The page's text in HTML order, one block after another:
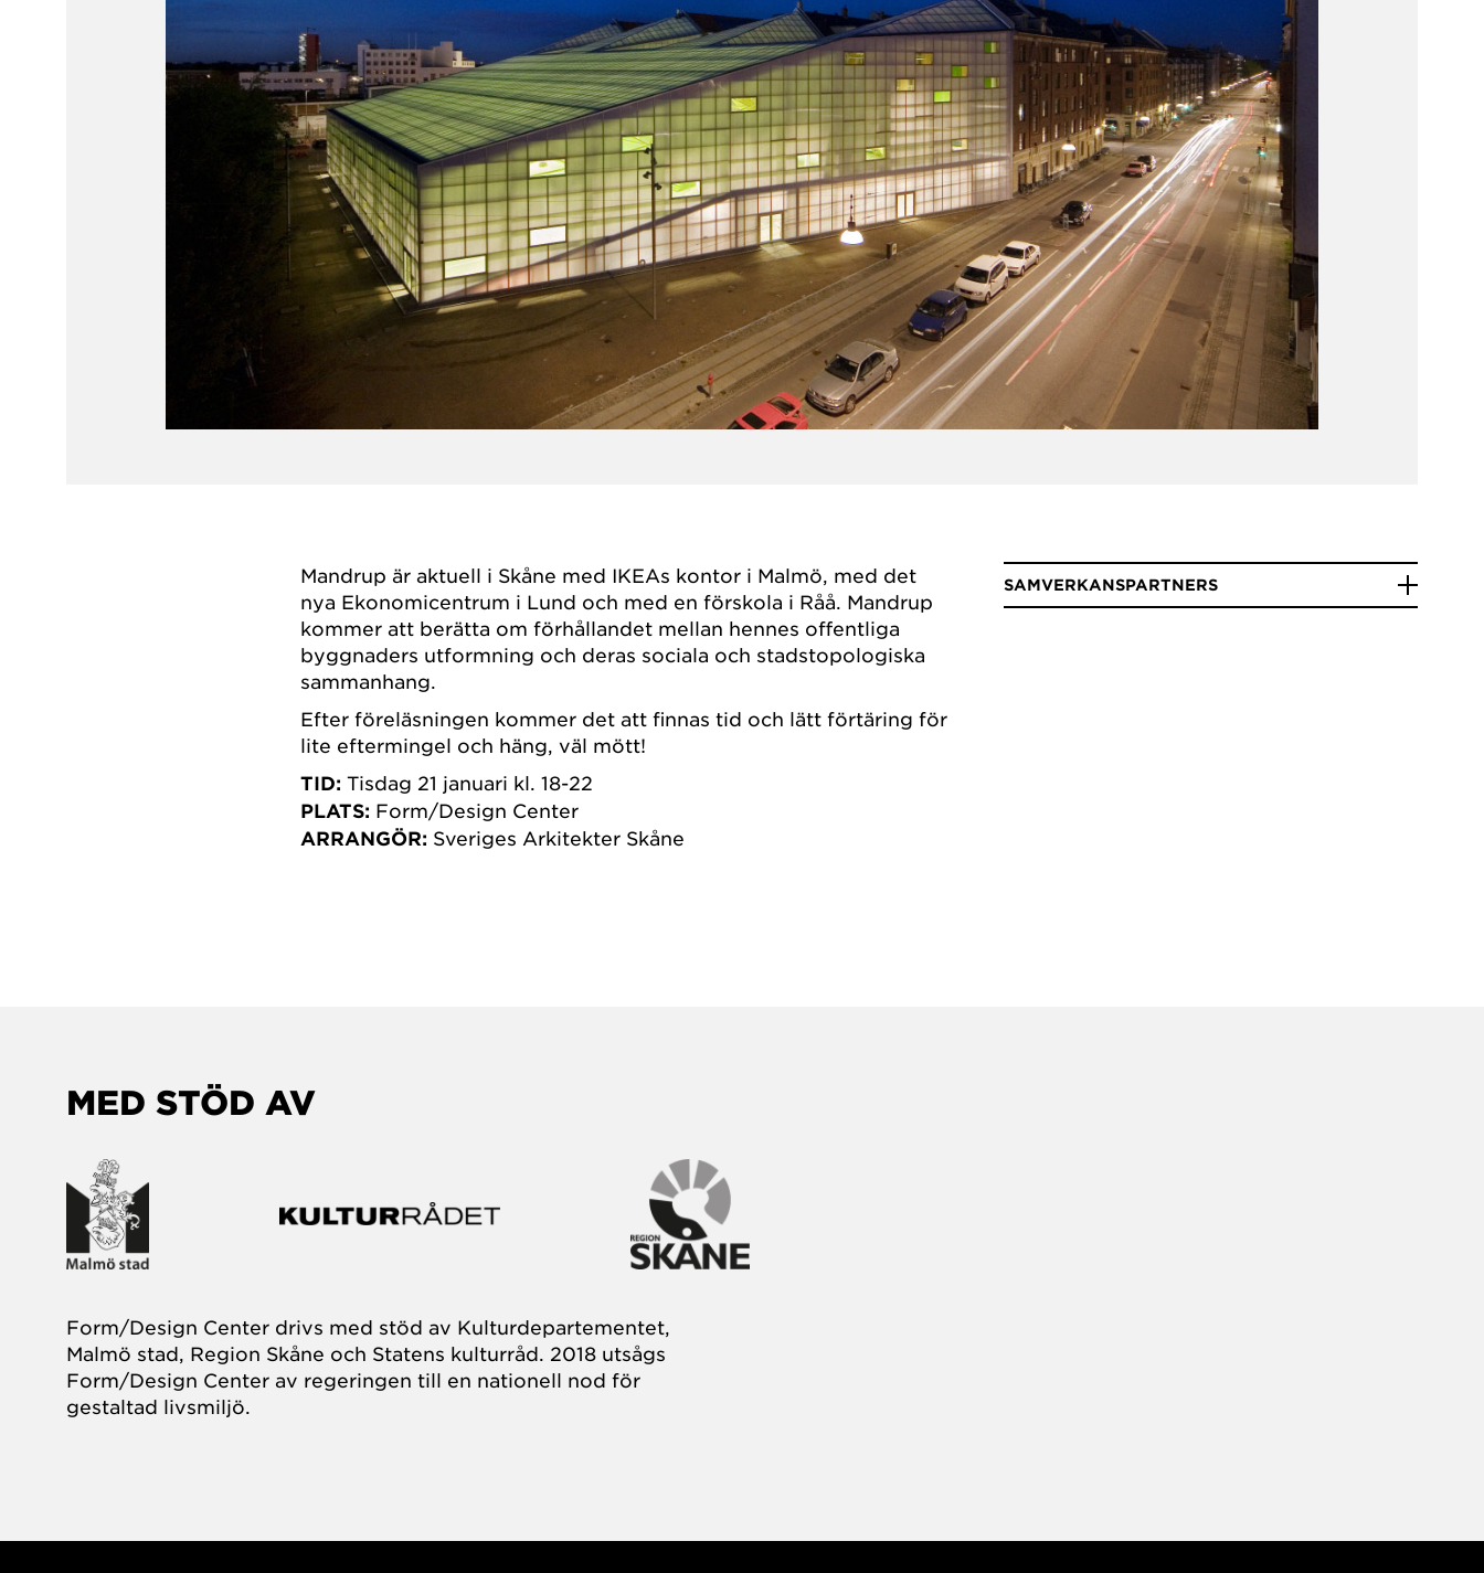
Mandrup är aktuell i Skåne med IKEAs kontor i Malmö, med det
nya Ekonomicentrum i Lund och med en förskola i Råå. Mandrup
kommer att berätta om förhållandet mellan hennes offentliga
byggnaders utformning och deras sociala och stadstopologiska
sammanhang.
Efter föreläsningen kommer det att finnas tid och lätt förtäring för
lite eftermingel och häng, väl mött!
TID: Tisdag 21 januari kl. 18-22
PLATS: Form/Design Center
ARRANGÖR: Sveriges Arkitekter Skåne
SAMVERKANSPARTNERS
MED STÖD AV
Form/Design Center drivs med stöd av Kulturdepartementet,
Malmö stad, Region Skåne och Statens kulturråd. 2018 utsågs
Form/Design Center av regeringen till en nationell nod för
gestaltad livsmiljö.